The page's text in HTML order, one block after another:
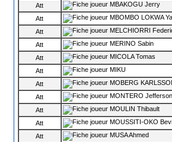
Att
MBAKOGU Jerry
Att
MBOMBO LOKWA
Att
MELCHIORRI
Att
MERINO Sabin
Att
MICOLA Tomas
Att
MIKU
Att
MOBERG
Att
MONTERO Jefferson
Att
MOULIN Thibault
Att
MOUSSITI-OKO
Att
MUSA Ahmed